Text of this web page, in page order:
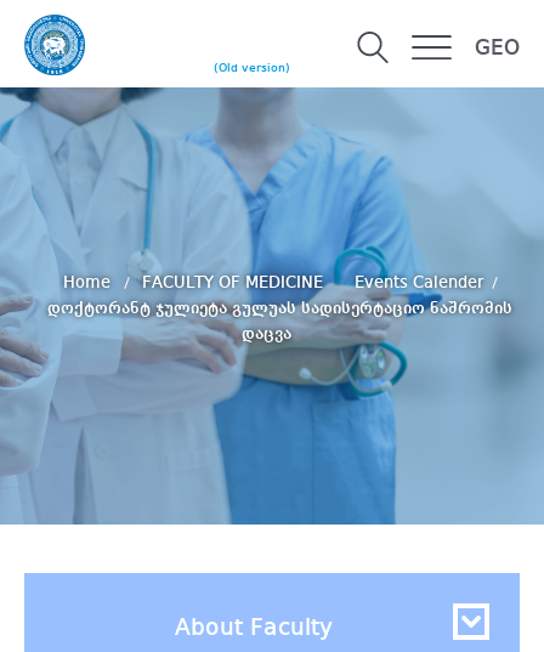
(Old version)
GEO
Home FACULTY OF MEDICINE
Events Calender
დოქტორანტ ჯულიეტა გულუას სადისერტაციო ნაშრომის
დაცვა
About Faculty